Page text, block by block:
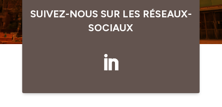
SUIVEZ-NOUS SUR LES RÉSEAUX-
SOCIAUX